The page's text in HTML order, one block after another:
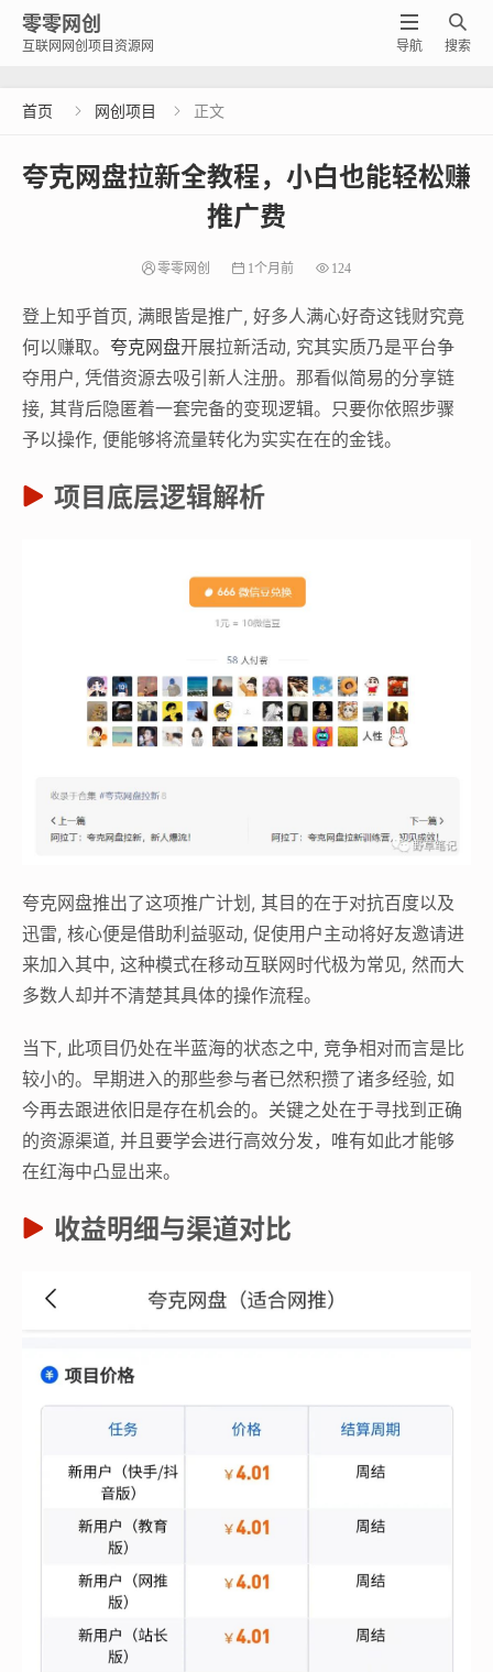
零零网创
互联网网创项目资源网

搜索

导航
首页  网创项目  正文
夸克网盘拉新全教程，小白也能轻松赚
推广费
零零网创 1个月前 124
登上知乎首页, 满眼皆是推广, 好多人满心好奇这钱财究竟
何以赚取。 夸克网盘开展拉新活动, 究其实质乃是平台争
夺用户, 凭借资源去吸引新人注册。那看似简易的分享链
接, 其背后隐匿着一套完备的变现逻辑。只要你依照步骤
予以操作, 便能够将流量转化为实实在在的金钱。
项目底层逻辑解析
夸克网盘推出了这项推广计划, 其目的在于对抗百度以及
迅雷, 核心便是借助利益驱动, 促使用户主动将好友邀请进
来加入其中, 这种模式在移动互联网时代极为常见, 然而大
多数人却并不清楚其具体的操作流程。
当下, 此项目仍处在半蓝海的状态之中, 竞争相对而言是比
较小的。早期进入的那些参与者已然积攒了诸多经验, 如
今再去跟进依旧是存在机会的。关键之处在于寻找到正确
的资源渠道, 并且要学会进行高效分发，唯有如此才能够
在红海中凸显出来。
收益明细与渠道对比